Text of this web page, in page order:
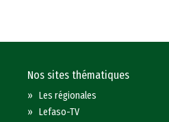
Nos sites thématiques
»Les régionales
»Lefaso-TV